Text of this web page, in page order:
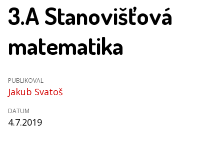
3.A Stanovišťová
matematika
PUBLIKOVAL
Jakub Svatoš
DATUM
4.7.2019